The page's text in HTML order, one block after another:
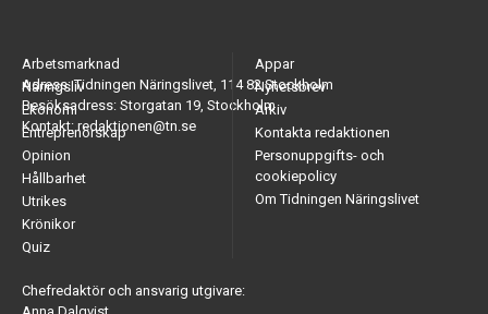
Adress: Tidningen Näringslivet, 114 82 Stockholm
Besöksadress: Storgatan 19, Stockholm
Kontakt: redaktionen@tn.se
Arbetsmarknad
Näringsliv
Ekonomi
Entreprenörskap
Opinion
Hållbarhet
Utrikes
Krönikor
Quiz
Appar
Nyhetsbrev
Arkiv
Kontakta redaktionen
Personuppgifts- och
cookiepolicy
Om Tidningen Näringslivet
Chefredaktör och ansvarig utgivare: